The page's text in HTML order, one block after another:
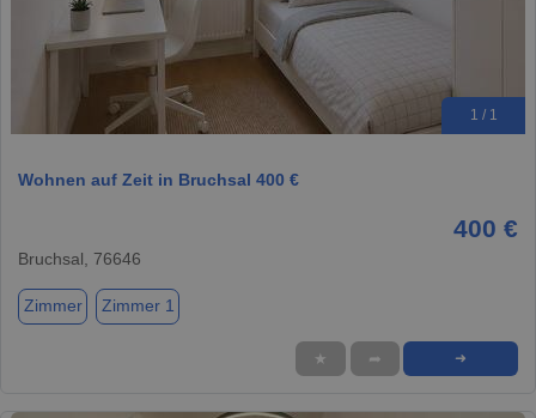
1 / 1
Wohnen auf Zeit in Bruchsal 400 €
400 €
Bruchsal, 76646
Zimmer Zimmer 1
★ ➦ ➜